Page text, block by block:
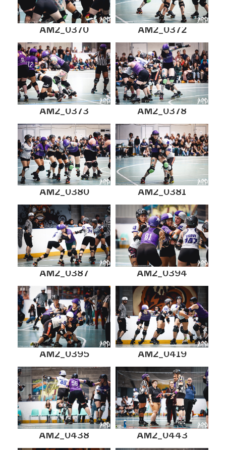
AM2_0370 AM2_0372
AM2_0373 AM2_0378
AM2_0380 AM2_0381
AM2_0387 AM2_0394
AM2_0395 AM2_0419
AM2_0438 AM2_0443